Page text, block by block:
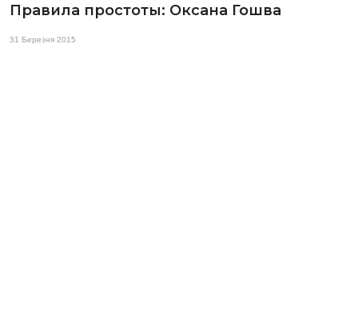
Правила простоты: Оксана Гошва
31 Березня 2015